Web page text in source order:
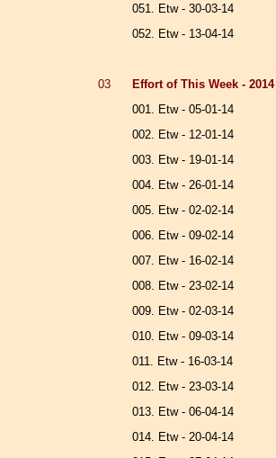
051. Etw - 30-03-14
052. Etw - 13-04-14
03
Effort of This Week - 2014
001. Etw - 05-01-14
002. Etw - 12-01-14
003. Etw - 19-01-14
004. Etw - 26-01-14
005. Etw - 02-02-14
006. Etw - 09-02-14
007. Etw - 16-02-14
008. Etw - 23-02-14
009. Etw - 02-03-14
010. Etw - 09-03-14
011. Etw - 16-03-14
012. Etw - 23-03-14
013. Etw - 06-04-14
014. Etw - 20-04-14